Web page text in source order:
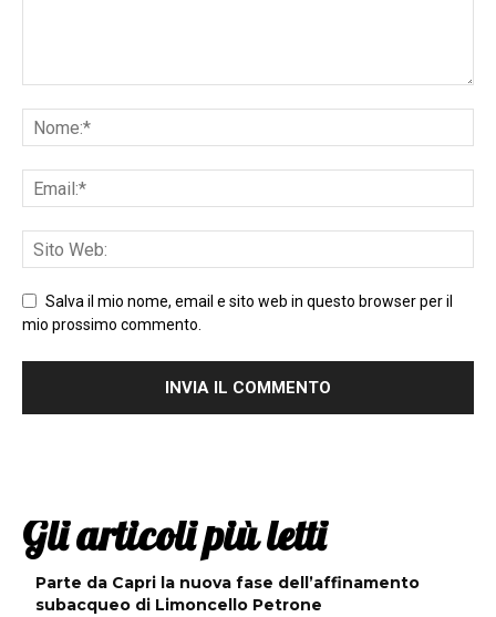
Salva il mio nome, email e sito web in questo browser per il
mio prossimo commento.
Gli articoli più letti
Parte da Capri la nuova fase dell’affinamento
subacqueo di Limoncello Petrone